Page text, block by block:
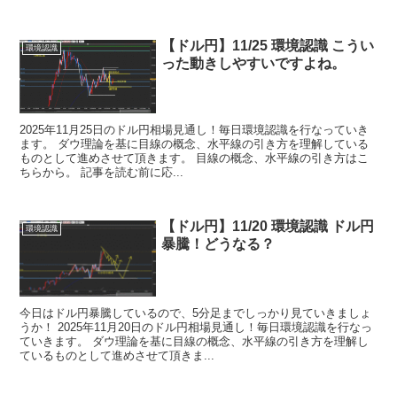
環境認識
【ドル円】11/25 環境認識 こうい
った動きしやすいですよね。
2025年11月25日のドル円相場見通し！毎日環境認識を行なっていき
ます。 ダウ理論を基に目線の概念、水平線の引き方を理解している
ものとして進めさせて頂きます。 目線の概念、水平線の引き方はこ
ちらから。 記事を読む前に応...
環境認識
【ドル円】11/20 環境認識 ドル円
暴騰！どうなる？
今日はドル円暴騰しているので、5分足までしっかり見ていきましょ
うか！ 2025年11月20日のドル円相場見通し！毎日環境認識を行なっ
ていきます。 ダウ理論を基に目線の概念、水平線の引き方を理解し
ているものとして進めさせて頂きま...